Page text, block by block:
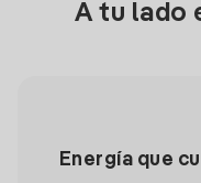
A tu lado
Energía que